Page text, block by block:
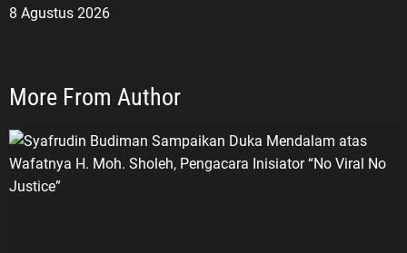
8 Agustus 2026
More From Author